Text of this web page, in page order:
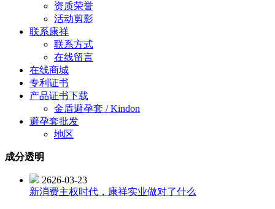
资质荣誉
活动剪影
联系康祥
联系方式
在线留言
在线商城
专利证书
产品证书下载
金盾避孕套 / Kindon
避孕套批发
地区
成分透明
2626-03-23
新消费主权时代，康祥实业做对了什么